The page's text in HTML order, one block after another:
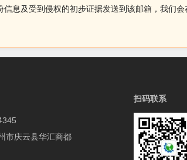
息及受到侵权的初步证据发送到该邮箱，我们
市庆云县华汇商都
扫码联系